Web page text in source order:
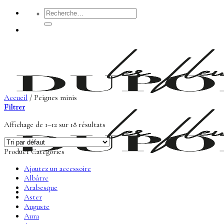
Passer
contenu
Recherche
pour :
Accueil / Peignes minis
Filtrer
Affichage de 1–12 sur 18 résultats
Product Categories
Ajoutez un accessoire
Albâtre
Arabesque
Aster
Auguste
Aura